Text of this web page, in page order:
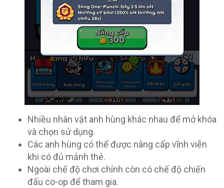
Nhiều nhân vật anh hùng khác nhau để mở khóa
và chọn sử dụng.
Các anh hùng có thể được nâng cấp vĩnh viễn
khi có đủ mảnh thẻ.
Ngoài chế độ chơi chính còn có chế độ chiến
đấu co-op để tham gia.